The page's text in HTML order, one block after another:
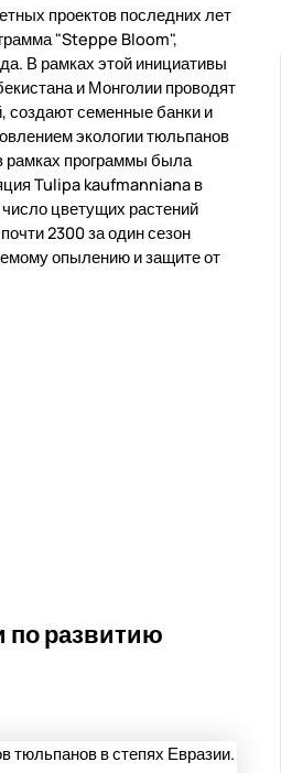
проектов последних лет
"Steppe Bloom",
В рамках этой инициативы
и Монголии проводят
создают семенные банки и
экологии тюльпанов
рамках программы была
Tulipa kaufmanniana в
цветущих растений
2300 за один сезон
опылению и защите от
по развитию